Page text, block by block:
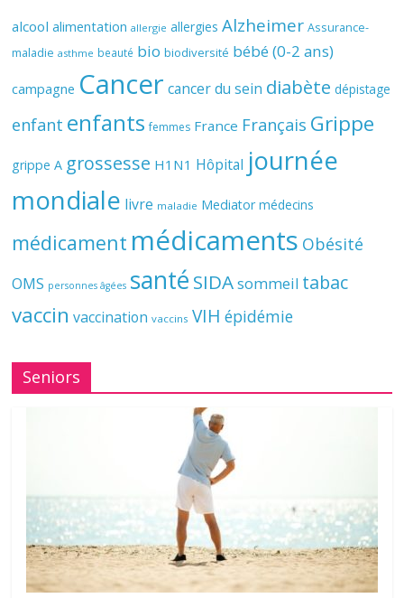
alcool alimentation allergie allergies Alzheimer Assurance-
maladie asthme beauté bio biodiversité bébé (0-2 ans)
campagne Cancer cancer du sein diabète dépistage
enfant enfants femmes France Français Grippe
grippe A grossesse H1N1 Hôpital journée
mondiale livre maladie Mediator médecins
médicament médicaments Obésité
OMS personnes âgées santé SIDAsommeil tabac
vaccin vaccination vaccins VIH épidémie
Seniors